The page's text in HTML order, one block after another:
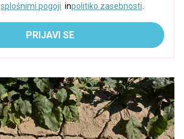
splošnimi pogoji inpolitiko zasebnosti
PRIJAVI SE